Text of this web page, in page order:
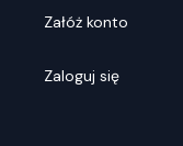
Załóż konto
Zaloguj się